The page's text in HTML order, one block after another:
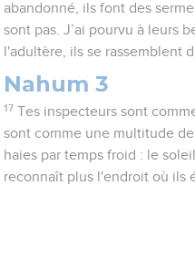
abandonné, ils font des
sont pas. J’ai pourvu à leurs
l'adultère, ils se rassemblent
Nahum 3
17 Tes inspecteurs sont
sont comme une multitude
haies par temps froid : le
reconnaît plus l'endroit où ils